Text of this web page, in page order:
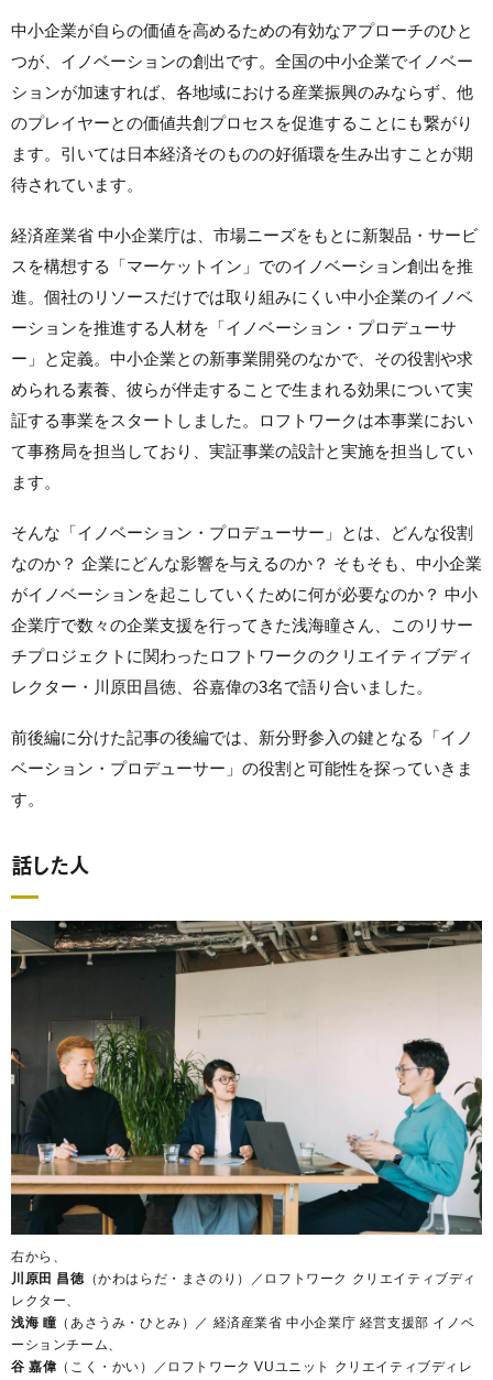
中小企業が自らの価値を高めるための有効なアプローチのひと
つが、イノベーションの創出です。全国の中小企業でイノベー
ションが加速すれば、各地域における産業振興のみならず、 他
のプレイヤーとの価値共創プロセスを促進することにも繋がり
ます。引いては日本経済そのものの好循環を生み出すことが期
待されています。
経済産業省 中小企業庁は、 市場ニーズをもとに新製品・サービ
スを構想する「マーケットイン」でのイノベーション創出を推
進。 個社のリソースだけでは取り組みにくい中小企業のイノベ
ーションを推進する人材を「イノベーション・プロデューサ
ー」と定義。中小企業との新事業開発のなかで、その役割や求
められる素養、彼らが伴走することで生まれる効果について実
証する事業をスタートしました。ロフトワークは本事業におい
て事務局を担当しており、 実証事業の設計と実施を担当してい
ます。
そんな「イノベーション・プロデューサー」とは、どんな役割
なのか？ 企業にどんな影響を与えるのか？ そもそも、中小企業
がイノベーションを起こしていくために何が必要なのか？ 中小
企業庁で数々の企業支援を行ってきた浅海瞳さん、このリサー
チプロジェクトに関わったロフトワークのクリエイティブディ
レクター・川原田昌徳、谷嘉偉の3名で語り合いました。
前後編に分けた記事の後編では、新分野参入の鍵となる「イノ
ベーション・プロデューサー」の役割と可能性を探っていきま
す。
話した人
右から、
川原田 昌徳（かわはらだ・まさのり）／ロフトワーク クリエイティブディ
レクター、
浅海 瞳 （あさうみ・ひとみ）／ 経済産業省 中小企業庁 経営支援部 イノベ
ーションチーム、
谷 嘉偉（こく・かい）／ロフトワーク VUユニット クリエイティブディレ